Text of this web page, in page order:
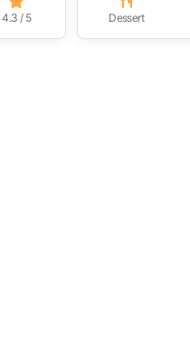
4.3 / 5 Dessert